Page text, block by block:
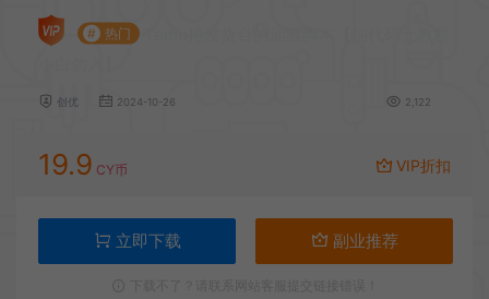
# 热门
创优 2024-10-26 2,122
19.9 CY币 VIP折扣
立即下载 副业推荐